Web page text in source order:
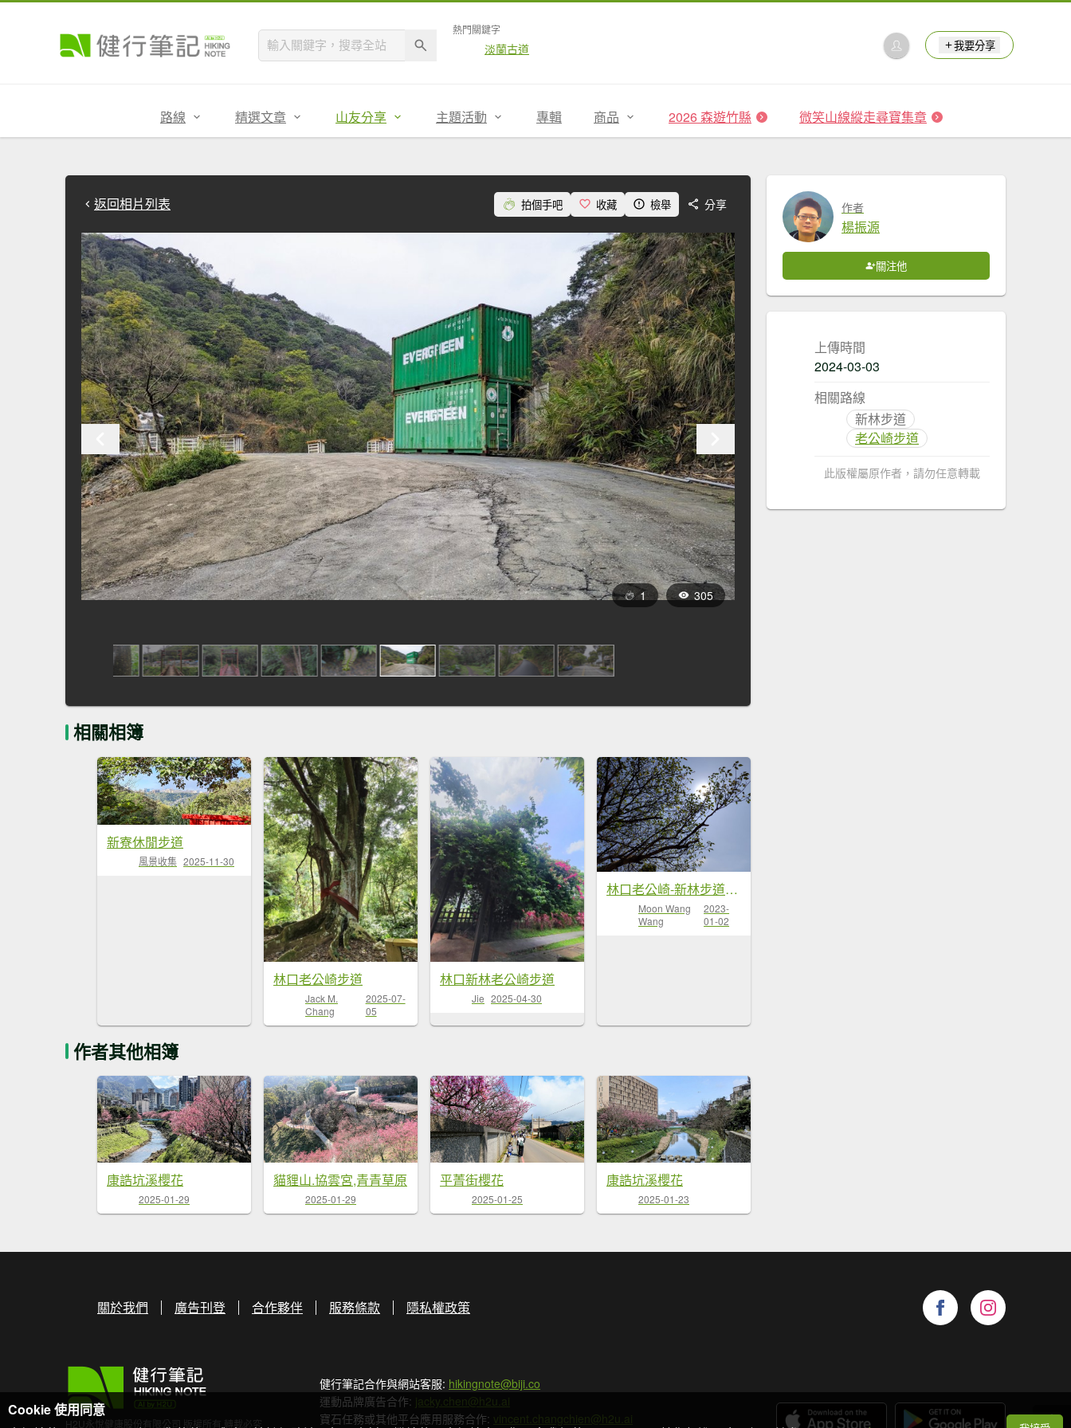
熱門關鍵字
淡蘭古道 我要分享
路線 精選文章 山友分享 主題活動 專輯 商品 2026 森遊竹縣 微笑山線縱走尋寶集章
返回相片列表 拍個手吧 收藏 檢舉 分享
1 305
相關相簿
新寮休閒步道
風景收集 2025-11-30
林口老公崎步道
Jack M.
Chang
2025-07-
05
林口新林老公崎步道
Jie 2025-04-30
林口老公崎-新林步道O形
Moon Wang
Wang
2023-
01-02
作者其他相簿
康誥坑溪櫻花
2025-01-29
貓貍山.協雲宮,青青草原
2025-01-29
平菁街櫻花
2025-01-25
康誥坑溪櫻花
2025-01-23
作者
楊振源
關注他
上傳時間
2024-03-03
相關路線
新林步道
老公崎步道
此版權屬原作者，請勿任意轉載
關於我們 廣告刊登 合作夥伴 服務條款 隱私權政策
H2U永悅健康股份有限公司 版權所有 轉載必究
健行筆記合作與網站客服: hikingnote@biji.co
運動品牌廣告合作: jacky.chen@h2u.ai
寶石任務或其他平台應用服務合作: vincent.changchien@h2u.ai
Cookie 使用同意